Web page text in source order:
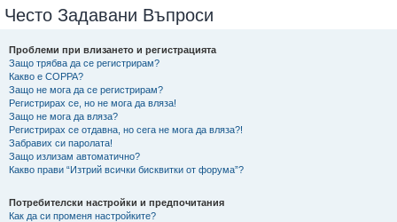
Често Задавани Въпроси
Проблеми при влизането и регистрацията
Защо трябва да се регистрирам?
Какво е COPPA?
Защо не мога да се регистрирам?
Регистрирах се, но не мога да вляза!
Защо не мога да вляза?
Регистрирах се отдавна, но сега не мога да вляза?!
Забравих си паролата!
Защо излизам автоматично?
Какво прави “Изтрий всички бисквитки от форума”?
Потребителски настройки и предпочитания
Как да си променя настройките?